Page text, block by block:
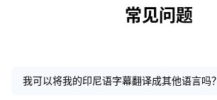
常见问题
我可以将我的印尼语字幕翻译成其他语言吗？